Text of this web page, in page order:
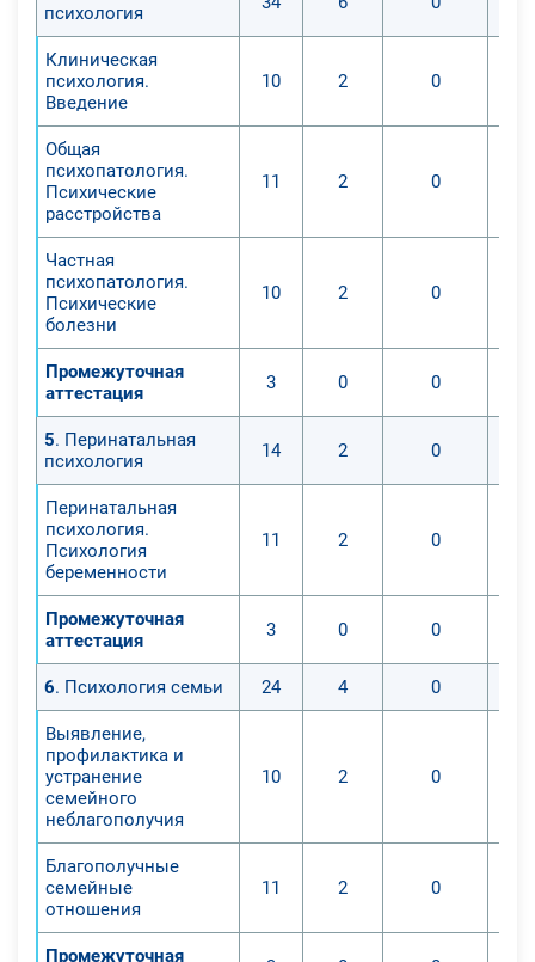
консультирования.
психология
Клиническая
психология.
Введение
10 2 0
Общая
психопатология.
Психические
расстройства
11 2 0
Частная
психопатология.
Психические
болезни
10 2 0
Промежуточная
аттестация
3 0 0
5. Перинатальная
психология
14 2 0
Перинатальная
психология.
Психология
беременности
11 2 0
Промежуточная
аттестация
3 0 0
6. Психология семьи 24 4 0
Выявление,
профилактика и
устранение
семейного
неблагополучия
10 2 0
Благополучные
семейные
отношения
11 2 0
Промежуточная